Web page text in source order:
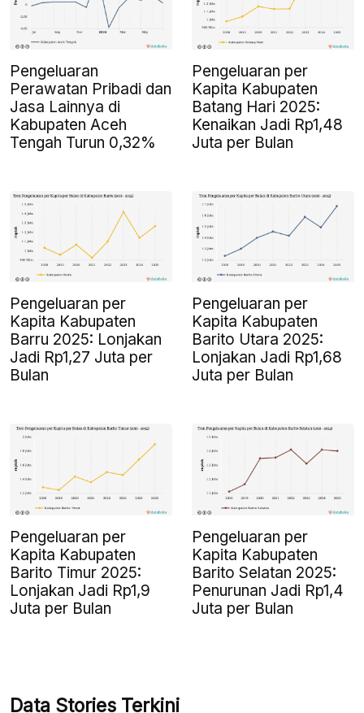
Pengeluaran
Perawatan Pribadi dan
Jasa Lainnya di
Kabupaten Aceh
Tengah Turun 0,32%
Pengeluaran per
Kapita Kabupaten
Batang Hari 2025:
Kenaikan Jadi Rp1,48
Juta per Bulan
Pengeluaran per
Kapita Kabupaten
Barru 2025: Lonjakan
Jadi Rp1,27 Juta per
Bulan
Pengeluaran per
Kapita Kabupaten
Barito Utara 2025:
Lonjakan Jadi Rp1,68
Juta per Bulan
Pengeluaran per
Kapita Kabupaten
Barito Timur 2025:
Lonjakan Jadi Rp1,9
Juta per Bulan
Pengeluaran per
Kapita Kabupaten
Barito Selatan 2025:
Penurunan Jadi Rp1,4
Juta per Bulan
Data Stories Terkini